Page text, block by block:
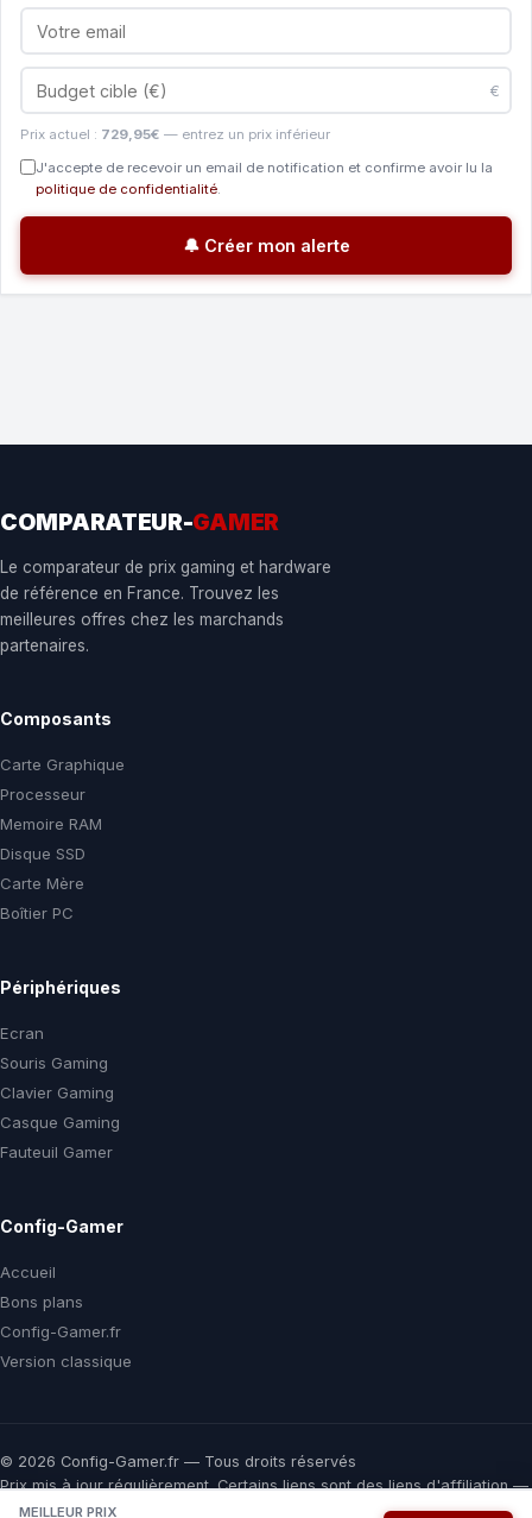
€
Prix actuel : 729,95€ — entrez un prix inférieur
J'accepte de recevoir un email de notification et confirme avoir lu la
politique de confidentialité.
🔔 Créer mon alerte
MEILLEUR PRIX
COMPARATEUR-GAMER
Le comparateur de prix gaming et hardware
de référence en France. Trouvez les
meilleures offres chez les marchands
partenaires.
Composants
Carte Graphique
Processeur
Memoire RAM
Disque SSD
Carte Mère
Boîtier PC
Périphériques
Ecran
Souris Gaming
Clavier Gaming
Casque Gaming
Fauteuil Gamer
Config-Gamer
Accueil
Bons plans
Config-Gamer.fr
Version classique
© 2026 Config-Gamer.fr — Tous droits réservés
Prix mis à jour régulièrement. Certains liens sont des liens d'affiliation —
vous payez le même prix chez le marchand, une commission nous aide